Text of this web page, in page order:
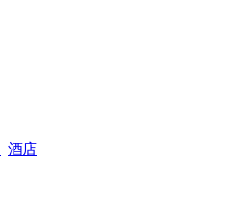
酒店